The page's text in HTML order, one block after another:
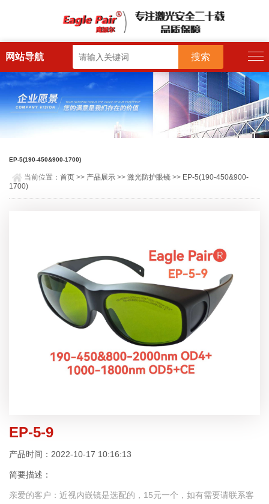
网站导航
EP-5(190-450&900-1700)
当前位置：首页 >> 产品展示 >>激光防护眼镜 >> EP-5(190-450&900-
1700)
EP-5-9
产品时间：2022-10-17 10:16:13
简要描述：
亲爱的客户：近视内嵌镜是选配的，15元一个，如有需要请联系客